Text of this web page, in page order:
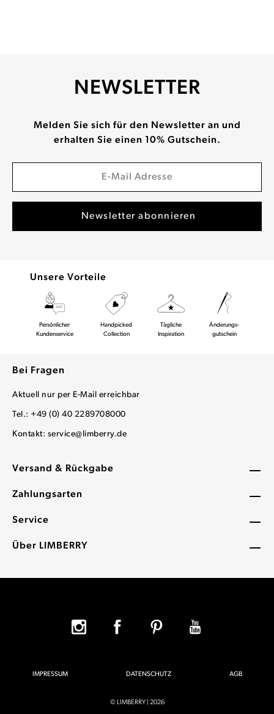
Versand & Rückgabe
Zahlungsarten
Service
Über LIMBERRY
NEWSLETTER
Melden Sie sich für den Newsletter an und
erhalten Sie einen 10% Gutschein.
Unsere Vorteile
Persönlicher
Kundenservice
Handpicked
Collection
Tägliche
Inspiration
Änderungs-
gutschein
Bei Fragen
Aktuell nur per E-Mail erreichbar
Tel.: +49 (0) 40 2289708000
Kontakt: service@limberry.de
IMPRESSUM DATENSCHUTZ AGB
© LIMBERRY | 2026